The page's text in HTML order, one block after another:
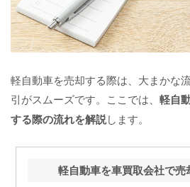
軽自動車を売却する際は、大まかな
引がスムーズです。ここでは、 軽自
する際の流れを解説します。
軽自動車を車買取会社で売